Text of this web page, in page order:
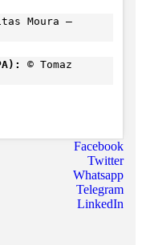
Moura –
© Tomaz
Facebook
Twitter
Whatsapp
Telegram
LinkedIn